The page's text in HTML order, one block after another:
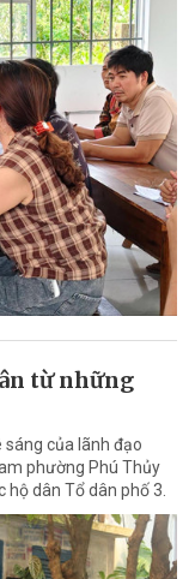
từ những
sáng của lãnh đạo
phường Phú Thủy
hộ dân Tổ dân phố 3.